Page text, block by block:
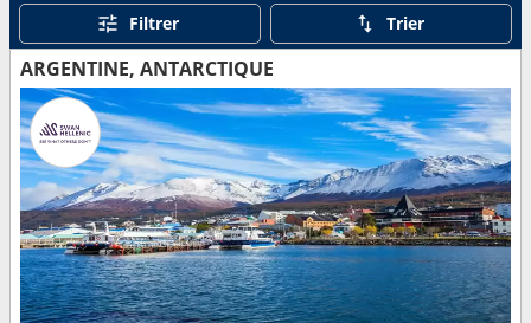
Filtrer
Trier
ARGENTINE, ANTARCTIQUE